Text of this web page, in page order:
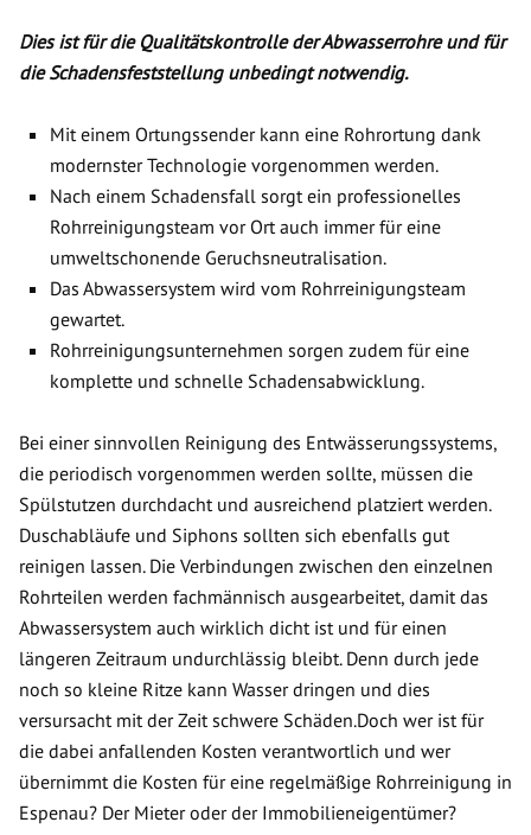
Dies ist für die Qualitätskontrolle der Abwasserrohre und für
die Schadensfeststellung unbedingt notwendig.
Mit einem Ortungssender kann eine Rohrortung dank
modernster Technologie vorgenommen werden.
Nach einem Schadensfall sorgt ein professionelles
Rohrreinigungsteam vor Ort auch immer für eine
umweltschonende Geruchsneutralisation.
Das Abwassersystem wird vom Rohrreinigungsteam
gewartet.
Rohrreinigungsunternehmen sorgen zudem für eine
komplette und schnelle Schadensabwicklung.
Bei einer sinnvollen Reinigung des Entwässerungssystems,
die periodisch vorgenommen werden sollte, müssen die
Spülstutzen durchdacht und ausreichend platziert werden.
Duschabläufe und Siphons sollten sich ebenfalls gut
reinigen lassen. Die Verbindungen zwischen den einzelnen
Rohrteilen werden fachmännisch ausgearbeitet, damit das
Abwassersystem auch wirklich dicht ist und für einen
längeren Zeitraum undurchlässig bleibt. Denn durch jede
noch so kleine Ritze kann Wasser dringen und dies
versursacht mit der Zeit schwere Schäden.Doch wer ist für
die dabei anfallenden Kosten verantwortlich und wer
übernimmt die Kosten für eine regelmäßige Rohrreinigung in
Espenau? Der Mieter oder der Immobilieneigentümer?